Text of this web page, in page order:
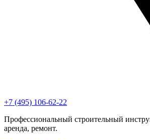
+7 (495) 106-62-22
Профессиональный строительный
аренда, ремонт.